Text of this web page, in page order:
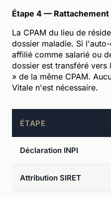
Étape 4 — Rattachement
La CPAM du lieu de
dossier maladie. Si
affilié comme salarié ou
dossier est transféré vers
» de la même CPAM.
Vitale n'est nécessaire.
ÉTAPE
Déclaration INPI
Attribution SIRET